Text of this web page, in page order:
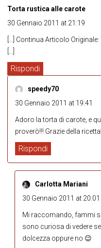
Torta rustica alle carote
30 Gennaio 2011 at 21:19
[…] Continua Articolo
Rispondi
speedy70
30 Gennaio 2011 at 19:41
Adoro la torta di carote, e
proverò!!! Grazie della ricetta!
Rispondi
Carlotta Mariani
30 Gennaio 2011 at 20:01
Mi raccomando, fammi
sono curiosa di vedere
dolcezza oppure no 😉